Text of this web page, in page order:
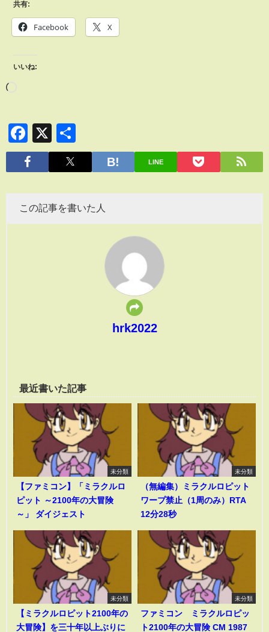
共有:
Facebook X
いいね:
Facebook
X
有
LINE
この記事を書いた人
hrk2022
最近書いた記事
未分類
【ファミコン】「ミラクルロ
ピット ～2100年の大冒険
～」 ダイジェスト
未分類
（無編集）ミラクルロピット
ワープ禁止（1周のみ）RTA
12分28秒
未分類
【ミラクルロピット2100年の
大冒険】を三十年以上ぶりに
未分類
ファミコン ミラクルロピッ
ト2100年の大冒険 CM 1987